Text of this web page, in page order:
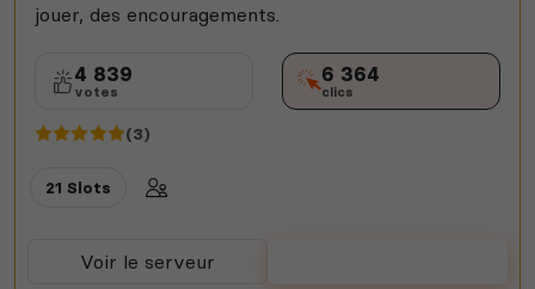
jouer, des encouragements.
4 839
votes
6 364
clics
(3)
21 Slots
Voir le serveur